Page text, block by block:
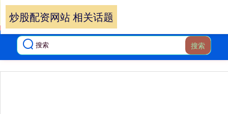
搜索
炒股配资网站 相关话题